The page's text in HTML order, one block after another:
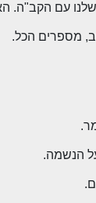
עם הקב"ה.
מספרים הכל.
הנשמה.